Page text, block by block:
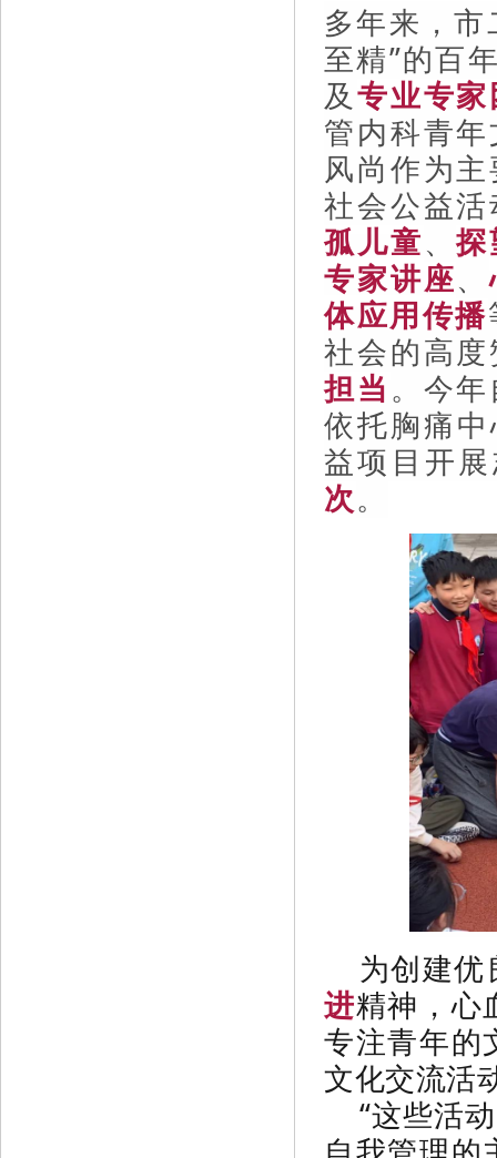
多年来，
至精”的百
及 专业专
管内科青
风尚作为
社会公益
孤儿童、
专家讲座、
体应用传播
社会的高
担当。今
依托胸痛
益项目开
次。
为创建
进精神，心
专注青年的
文化交流活
“这些活